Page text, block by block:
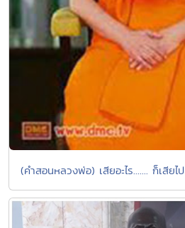
(คำสอนหลวงพ่อ) เสียอะไร....... ก็เสียไป